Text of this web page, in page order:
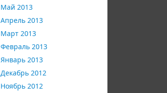
Май 2013
Апрель 2013
Март 2013
Февраль 2013
Январь 2013
Декабрь 2012
Ноябрь 2012